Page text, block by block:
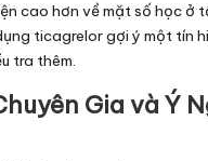
cao hơn về mặt số học ở
ticagrelor gợi ý một tín
tra thêm.
Gia và Ý